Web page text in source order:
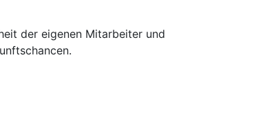
der eigenen Mitarbeiter und